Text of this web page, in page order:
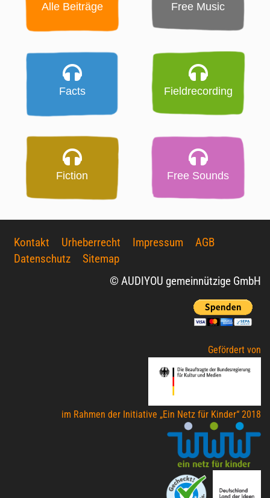
Alle Beiträge Free Music
Facts Fieldrecording
Fiction Free Sounds
Kontakt Urheberrecht Impressum
AGB
Datenschutz
Sitemap
© AUDIYOU gemeinnützige GmbH
Gefördert von
im Rahmen der Initiative „Ein Netz für Kinder“ 2018